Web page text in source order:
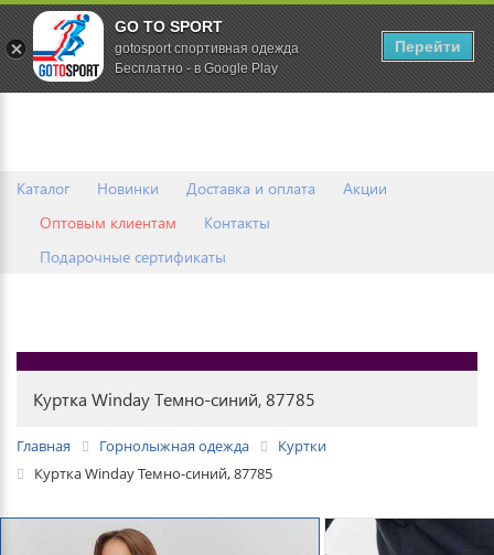
Каталог Новинки Доставка и оплата
Акции
Оптовым клиентам
Контакты
Подарочные сертификаты
0
Куртка Winday Темно-синий, 87785
Главная Горнолыжная одежда
Куртки
Куртка Winday Темно-синий, 87785
GO TO SPORT
gotosport спортивная одежда
Бесплатно - в Google Play
Перейти